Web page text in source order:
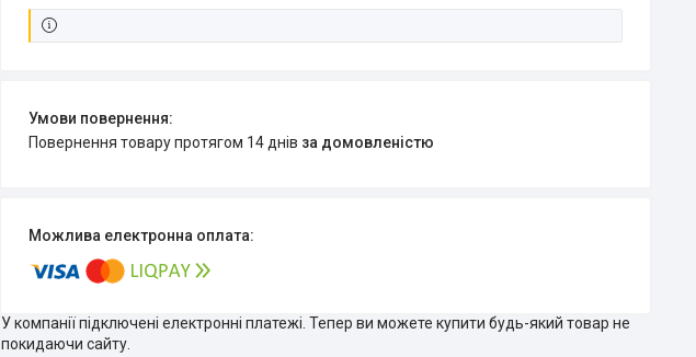
повернення товару протягом 14 днів за домовленістю
У компанії підключені електронні платежі. Тепер ви можете купити будь-який товар не
покидаючи сайту.